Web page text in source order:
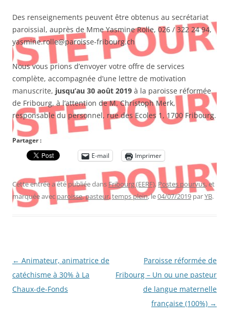
Des renseignements peuvent être obtenus au secrétariat
paroissial, auprès de Mme Yasmine Rolle, 026 / 322 24 94,
yasmine.rolle@paroisse-fribourg.ch
Nous vous prions d’envoyer votre offre de services
complète, accompagnée d’une lettre de motivation
manuscrite, jusqu’au 30 août 2019 à la paroisse réformée
de Fribourg, à l’attention de M. Christoph Merk,
responsable du personnel, rue des Ecoles 1, 1700 Fribourg.
Partager :
E-mail
Imprimer
Cette entrée a été publiée dans Fribourg (EERF), Postes pourvus, et
marquée avecparoisse,pasteur,temps plein, le04/07/2019 parYB.
Navigation
des
articles
← Animateur, animatrice de
catéchisme à 30% à La
Chaux-de-Fonds
Paroisse réformée de
Fribourg – Un ou une pasteur
de langue maternelle
française (100%) →